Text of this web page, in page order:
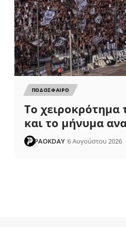
ΠΟΔΟΣΦΑΙΡΟ
Το χειροκρότημα
και το μήνυμα
PAOKDAY 6 Αυγούστου 2026